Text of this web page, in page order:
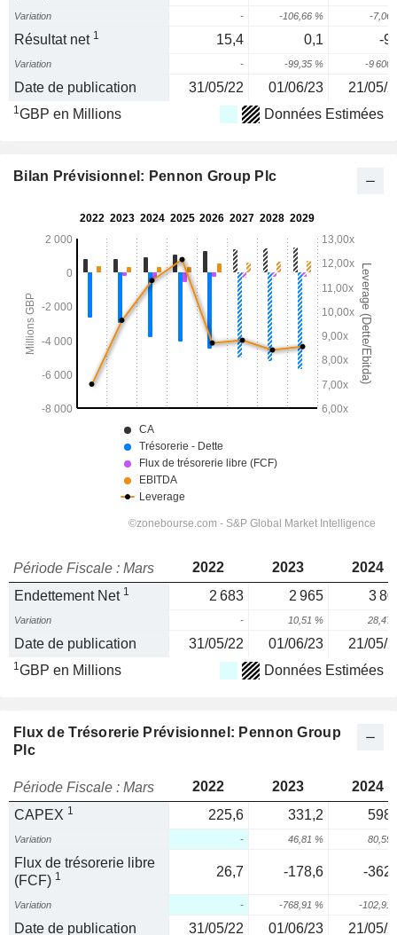
Variation - -106,66 % -7,06
Résultat net 1 15,4 0,1 -
Variation - -99,35 % -9 600
Date de publication 31/05/22 01/06/23 21/05/
1GBP en Millions Données Estimées
Bilan Prévisionnel: Pennon Group Plc
Période Fiscale : Mars 2022 2023
2024
Endettement Net 1 2 683 2 965 3
Variation - 10,51 % 28,47
Date de publication 31/05/22 01/06/23 21/05/
1GBP en Millions Données Estimées
Flux de Trésorerie Prévisionnel: Pennon Group
Plc
Période Fiscale : Mars 2022 2023
2024
CAPEX 1 225,6 331,2
Variation - 46,81 % 80,59
Flux de trésorerie libre
(FCF) 1 26,7 -178,6 -
Variation - -768,91 % -102,91
Date de publication 31/05/22 01/06/23 21/05/